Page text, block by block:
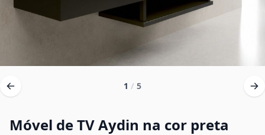
1 / 5
Móvel de TV Aydin na cor preta